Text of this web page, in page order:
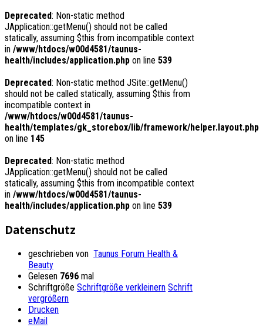
Deprecated: Non-static method
JApplication::getMenu() should not be called
statically, assuming $this from incompatible context
in /www/htdocs/w00d4581/taunus-
health/includes/application.php on line 539
Deprecated: Non-static method JSite::getMenu()
should not be called statically, assuming $this from
incompatible context in
/www/htdocs/w00d4581/taunus-
health/templates/gk_storebox/lib/framework/helper.layout.php
on line 145
Deprecated: Non-static method
JApplication::getMenu() should not be called
statically, assuming $this from incompatible context
in /www/htdocs/w00d4581/taunus-
health/includes/application.php on line 539
Datenschutz
geschrieben von Taunus Forum Health &
Beauty
Gelesen 7696 mal
Schriftgröße Schriftgröße verkleinern Schrift
vergrößern
Drucken
eMail